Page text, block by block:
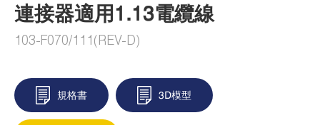
連接器適用1.13電纜線
103-F070/111(REV-D)
規格書 3D模型